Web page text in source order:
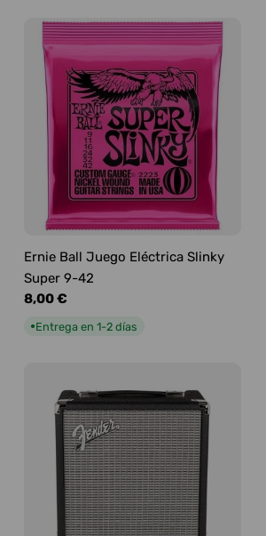
Ernie Ball Juego Eléctrica Slinky
Super 9-42
Precio
8,00 €
●Entrega en 1-2 días